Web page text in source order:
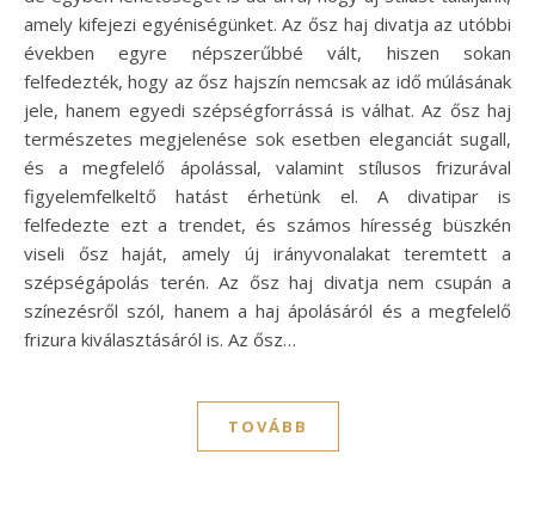
amely kifejezi egyéniségünket. Az ősz haj divatja az utóbbi
években egyre népszerűbbé vált, hiszen sokan
felfedezték, hogy az ősz hajszín nemcsak az idő múlásának
jele, hanem egyedi szépségforrássá is válhat. Az ősz haj
természetes megjelenése sok esetben eleganciát sugall,
és a megfelelő ápolással, valamint stílusos frizurával
figyelemfelkeltő hatást érhetünk el. A divatipar is
felfedezte ezt a trendet, és számos híresség büszkén
viseli ősz haját, amely új irányvonalakat teremtett a
szépségápolás terén. Az ősz haj divatja nem csupán a
színezésről szól, hanem a haj ápolásáról és a megfelelő
frizura kiválasztásáról is. Az ősz…
TOVÁBB